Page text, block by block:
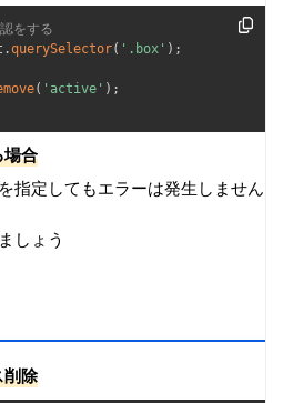
をする
.querySelector( '.box' ) ;
( 'active' ) ;
場合
指定してもエラーは発生しません
しょう
削除